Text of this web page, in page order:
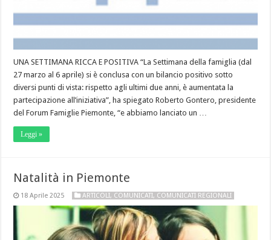
UNA SETTIMANA RICCA E POSITIVA “La Settimana della famiglia (dal
27 marzo al 6 aprile) si è conclusa con un bilancio positivo sotto
diversi punti di vista: rispetto agli ultimi due anni, è aumentata la
partecipazione all’iniziativa”, ha spiegato Roberto Gontero, presidente
del Forum Famiglie Piemonte, “e abbiamo lanciato un …
Leggi »
Natalità in Piemonte
18 Aprile 2025 ARTICOLI, COMUNICATI, COMUNICATI REGIONALI